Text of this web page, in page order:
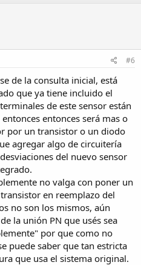
#6
de la consulta inicial, está
que ya tiene incluido el
de este sensor están
entonces será mas o
por un transistor o un diodo
agregar algo de circuitería
del nuevo sensor
no valga con poner un
en reemplazo del
no son los mismos, aún
la unión PN que usés sea
por que como no
puede saber que tan estricta
que usa el sistema original.